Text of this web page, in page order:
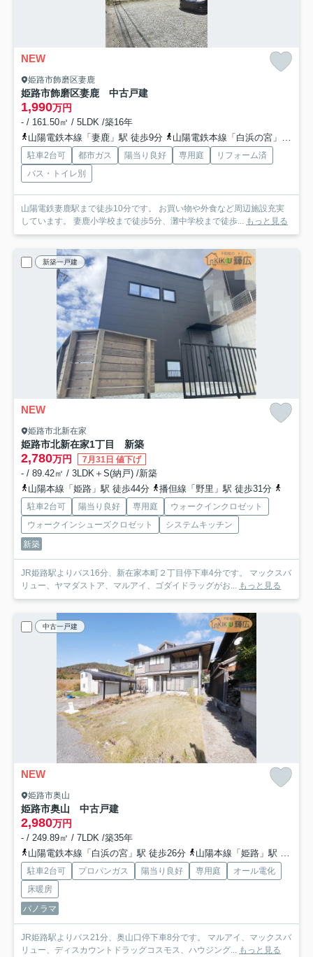
NEW
姫路市飾磨区妻鹿
姫路市飾磨区妻鹿 中古戸建
1,990万円
- / 161.50㎡ / 5LDK /築16年
山陽電鉄本線「妻鹿」駅 徒歩9分
山陽電鉄本線「白浜の宮」駅 徒歩17分
駐車2台可 都市ガス 陽当り良好 専用庭
リフォーム済
バス・トイレ別
山陽電鉄妻鹿駅まで徒歩10分です。 お買い物や外食など周辺施設充実
しています。 妻鹿小学校まで徒歩5分、灘中学校まで徒歩... もっと見る
新築一戸建
NEW
姫路市北新在家
姫路市北新在家1丁目 新築
2,780万円 7月31日 値下げ
- / 89.42㎡ / 3LDK＋S(納戸) /新築
山陽本線「姫路」駅 徒歩44分
播但線「野里」駅 徒歩31分
駐車2台可 陽当り良好 専用庭
ウォークインクロゼット
ウォークインシューズクロゼット
システムキッチン
新築
JR姫路駅よりバス16分、新在家本町２丁目停下車4分です。 マックスバ
リュー、ヤマダストア、マルアイ、ゴダイドラッグがお... もっと見る
中古一戸建
NEW
姫路市奥山
姫路市奥山 中古戸建
2,980万円
- / 249.89㎡ / 7LDK /築35年
山陽電鉄本線「白浜の宮」駅 徒歩26分
山陽本線「姫路」駅 バス21分 神姫バス「奥山口（姫路市）」 停歩8分
駐車2台可 プロパンガス 陽当り良好 専用庭
オール電化
床暖房
パノラマ
JR姫路駅よりバス21分、奥山口停下車8分です。 マルアイ、マックスバ
リュー、ディスカウントドラッグコスモス、ハウジング... もっと見る